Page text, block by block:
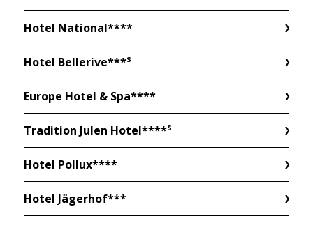
Hotel National****
Hotel Bellerive***s
Europe Hotel & Spa****
Tradition Julen Hotel****s
Hotel Pollux****
Hotel Jägerhof***